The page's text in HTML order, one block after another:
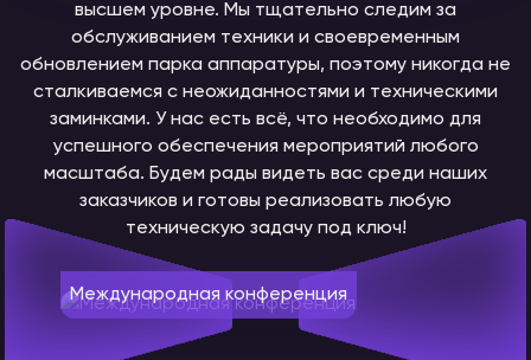
высшем уровне. Мы тщательно следим за
обслуживанием техники и своевременным
обновлением парка аппаратуры, поэтому никогда не
сталкиваемся с неожиданностями и техническими
заминками. У нас есть всё, что необходимо для
успешного обеспечения мероприятий любого
масштаба. Будем рады видеть вас среди наших
заказчиков и готовы реализовать любую
техническую задачу под ключ!
Международная конференция